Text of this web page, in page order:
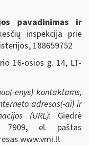
pavadinimas ir
inspekcija prie
188659752
16-osios g. 14, LT-
enys) kontaktams,
adresas(-ai) ir
(URL): Giedrė
el. paštas
www.vmi.lt